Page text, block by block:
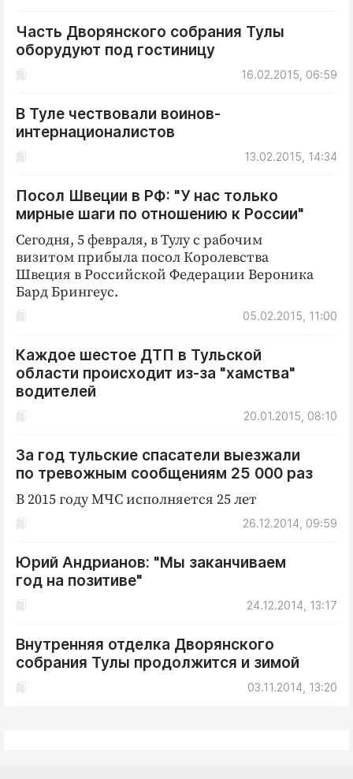
Часть Дворянского собрания Тулы
оборудуют под гостиницу
16.02.2015, 06:59
В Туле чествовали воинов-
интернационалистов
13.02.2015, 14:34
Посол Швеции в РФ: "У нас только
мирные шаги по отношению к России"
Сегодня, 5 февраля, в Тулу с рабочим
визитом прибыла посол Королевства
Швеция в Российской Федерации Вероника
Бард Брингеус.
05.02.2015, 11:00
Каждое шестое ДТП в Тульской
области происходит из-за "хамства"
водителей
20.01.2015, 08:10
За год тульские спасатели выезжали
по тревожным сообщениям 25 000 раз
В 2015 году МЧС исполняется 25 лет
26.12.2014, 09:59
Юрий Андрианов: "Мы заканчиваем
год на позитиве"
24.12.2014, 13:17
Внутренняя отделка Дворянского
собрания Тулы продолжится и зимой
03.11.2014, 13:20